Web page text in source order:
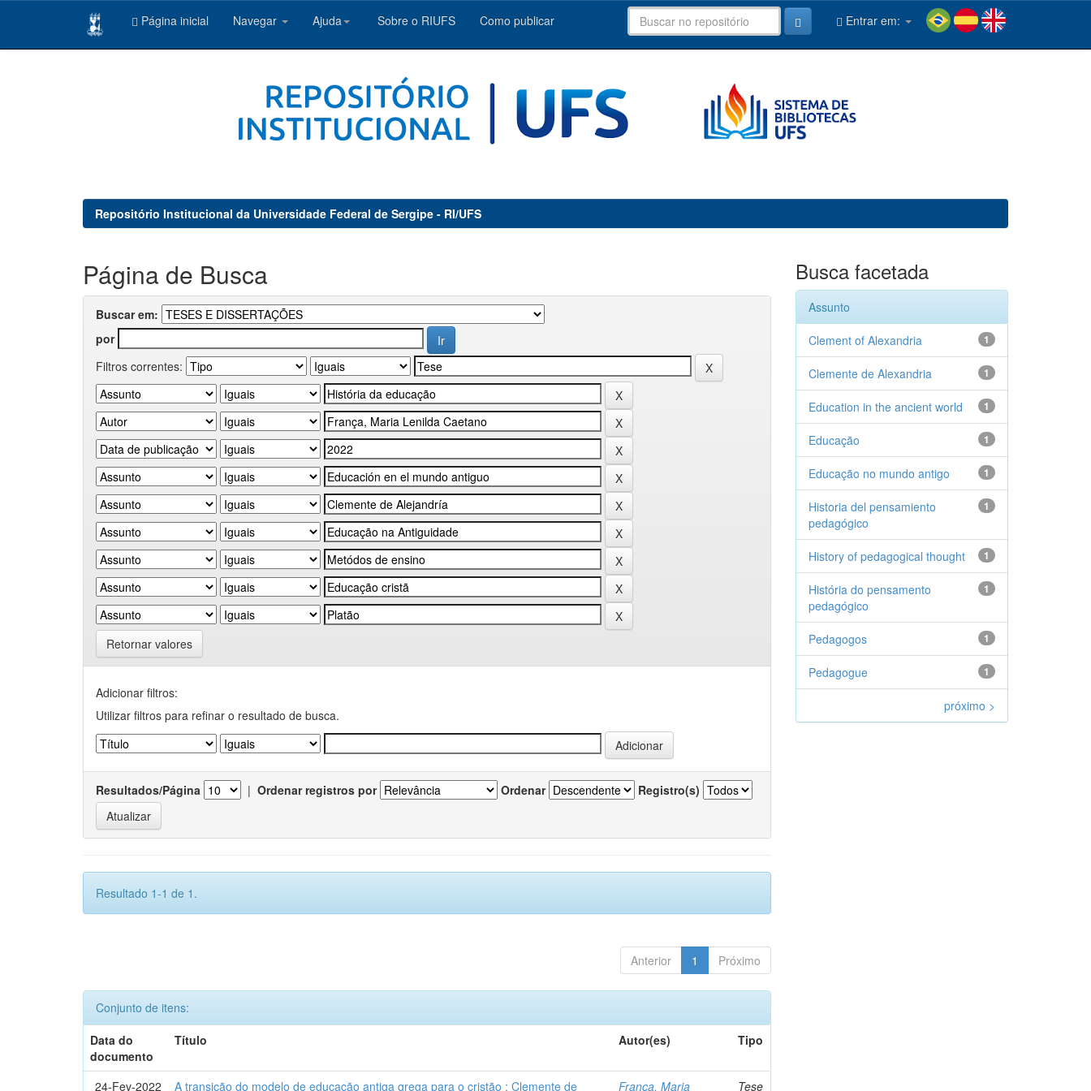
Página inicial Navegar Ajuda Sobre o RIUFS Como publicar Entrar em:
Repositório Institucional da Universidade Federal de Sergipe - RI/UFS
Página de Busca
Buscar em:
por
Filtros correntes:
Retornar valores
Adicionar filtros:
Utilizar filtros para refinar o resultado de busca.
Resultados/Página | Ordenar registros por Ordenar Registro(s)
Resultado 1-1 de 1.
Anterior 1 Próximo
Conjunto de itens:
Data do
documento
Título Autor(es) Tipo
24-Fev-2022 A transição do modelo de educação antiga grega para o cristão : Clemente de França, Maria Tese
Busca facetada
Assunto
1
Clement of Alexandria
1
Clemente de Alexandria
1
Education in the ancient world
1
Educação
1
Educação no mundo antigo
1
Historia del pensamiento
pedagógico
1
History of pedagogical thought
1
História do pensamento
pedagógico
1
Pedagogos
1
Pedagogue
próximo >